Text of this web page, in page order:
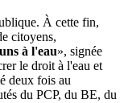
À cette fin,
citoyens,
à l'eau», signée
le droit à l'eau et
deux fois au
du PCP, du BE, du